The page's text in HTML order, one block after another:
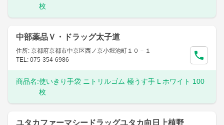
枚
中部薬品Ｖ・ドラッグ太子道
住所: 京都府京都市中京区西ノ京小堀池町１０－１
TEL: 075-354-6986
商品名:使いきり手袋 ニトリルゴム 極うす手 L ホワイト 100
枚
ユタカファーマシードラッグユタカ向日上植野